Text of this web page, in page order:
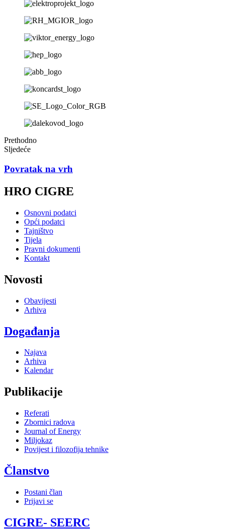
Prethodno
Sljedeće
Povratak na vrh
HRO CIGRE
Osnovni podatci
Opći podatci
Tajništvo
Tijela
Pravni dokumenti
Kontakt
Novosti
Obavijesti
Arhiva
Događanja
Najava
Arhiva
Kalendar
Publikacije
Referati
Zbornici radova
Journal of Energy
Miljokaz
Povijest i filozofija tehnike
Članstvo
Postani član
Prijavi se
CIGRE- SEERC